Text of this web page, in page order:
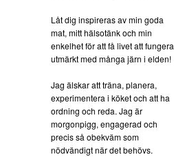
Låt dig inspireras av min goda
mat, mitt hälsotänk och min
enkelhet för att få livet att fungera
utmärkt med många järn i elden!
Jag älskar att träna, planera,
experimentera i köket och att ha
ordning och reda. Jag är
morgonpigg, engagerad och
precis så obekväm som
nödvändigt när det behövs.